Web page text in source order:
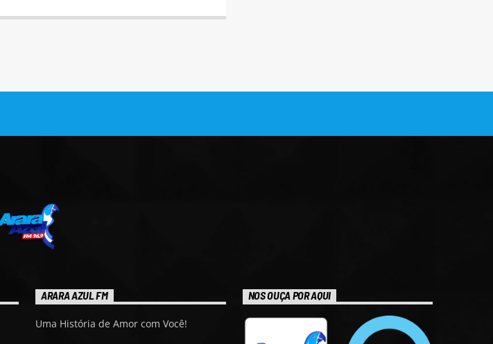
ARARA AZUL FM
Uma História de Amor com Você!
NOS OUÇA POR AQUI